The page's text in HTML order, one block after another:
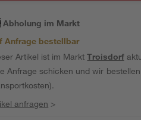
Abholung im Markt
Anfrage bestellbar
Artikel ist im MarktTroisdorf
Anfrage schicken und wir
anfragen >